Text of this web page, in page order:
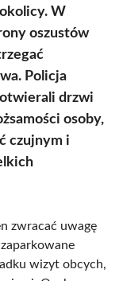
W
oszustów
Policja
drzwi
osoby,
czujnym i
zwracać uwagę
wizyt obcych,